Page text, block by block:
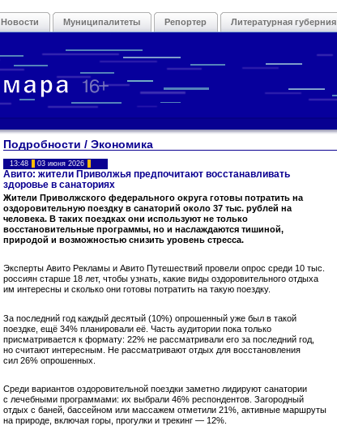
Новости Муниципалитеты Репортер Литературная губерния
Подробности / Экономика
13:48 03 июня 2026
Авито: жители Приволжья предпочитают восстанавливать
здоровье в санаториях
Жители Приволжского федерального округа готовы потратить на
оздоровительную поездку в санаторий около 37 тыс. рублей на
человека. В таких поездках они используют не только
восстановительные программы, но и наслаждаются тишиной,
природой и возможностью снизить уровень стресса.
Эксперты Авито Рекламы и Авито Путешествий провели опрос среди 10 тыс.
россиян старше 18 лет, чтобы узнать, какие виды оздоровительного отдыха
им интересны и сколько они готовы потратить на такую поездку.
За последний год каждый десятый (10%) опрошенный уже был в такой
поездке, ещё 34% планировали её. Часть аудитории пока только
присматривается к формату: 22% не рассматривали его за последний год,
но считают интересным. Не рассматривают отдых для восстановления
сил 26% опрошенных.
Среди вариантов оздоровительной поездки заметно лидируют санатории
с лечебными программами: их выбрали 46% респондентов. Загородный
отдых с баней, бассейном или массажем отметили 21%, активные маршруты
на природе, включая горы, прогулки и трекинг — 12%.